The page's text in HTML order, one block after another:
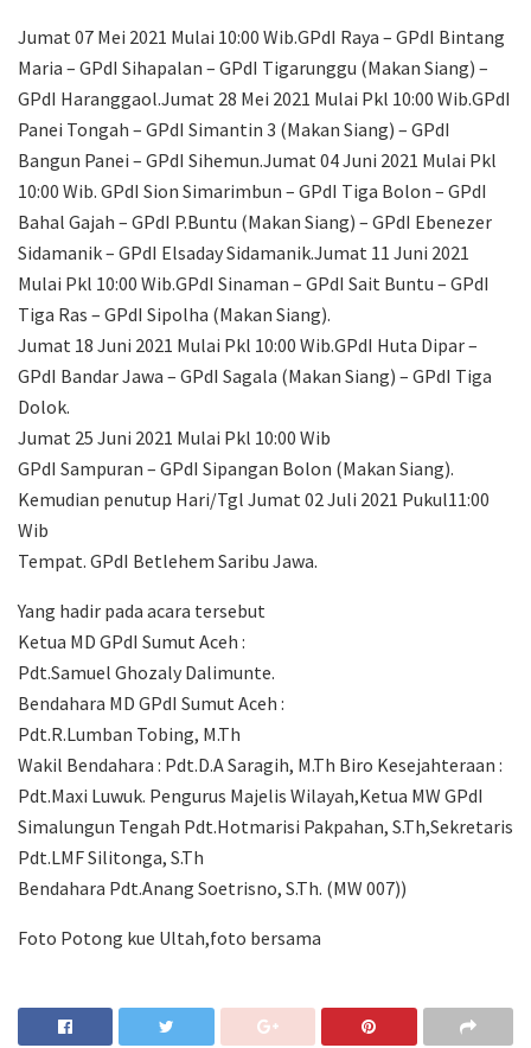
Jumat 07 Mei 2021 Mulai 10:00 Wib.GPdI Raya – GPdI Bintang
Maria – GPdI Sihapalan – GPdI Tigarunggu (Makan Siang) –
GPdI Haranggaol.Jumat 28 Mei 2021 Mulai Pkl 10:00 Wib.GPdI
Panei Tongah – GPdI Simantin 3 (Makan Siang) – GPdI
Bangun Panei – GPdI Sihemun.Jumat 04 Juni 2021 Mulai Pkl
10:00 Wib. GPdI Sion Simarimbun – GPdI Tiga Bolon – GPdI
Bahal Gajah – GPdI P.Buntu (Makan Siang) – GPdI Ebenezer
Sidamanik – GPdI Elsaday Sidamanik.Jumat 11 Juni 2021
Mulai Pkl 10:00 Wib.GPdI Sinaman – GPdI Sait Buntu – GPdI
Tiga Ras – GPdI Sipolha (Makan Siang).
Jumat 18 Juni 2021 Mulai Pkl 10:00 Wib.GPdI Huta Dipar –
GPdI Bandar Jawa – GPdI Sagala (Makan Siang) – GPdI Tiga
Dolok.
Jumat 25 Juni 2021 Mulai Pkl 10:00 Wib
GPdI Sampuran – GPdI Sipangan Bolon (Makan Siang).
Kemudian penutup Hari/Tgl Jumat 02 Juli 2021 Pukul11:00
Wib
Tempat. GPdI Betlehem Saribu Jawa.
Yang hadir pada acara tersebut
Ketua MD GPdI Sumut Aceh :
Pdt.Samuel Ghozaly Dalimunte.
Bendahara MD GPdI Sumut Aceh :
Pdt.R.Lumban Tobing, M.Th
Wakil Bendahara : Pdt.D.A Saragih, M.Th Biro Kesejahteraan :
Pdt.Maxi Luwuk. Pengurus Majelis Wilayah,Ketua MW GPdI
Simalungun Tengah Pdt.Hotmarisi Pakpahan, S.Th,Sekretaris
Pdt.LMF Silitonga, S.Th
Bendahara Pdt.Anang Soetrisno, S.Th. (MW 007))
Foto Potong kue Ultah,foto bersama